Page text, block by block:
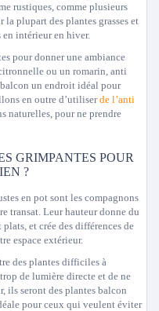
rustiques, comme plusieurs
la plupart des plantes grasses et
en intérieur en hiver.
pour donner une ambiance
ou un romarin, anti
un endroit idéal pour
en outre d’utiliserde l’anti
naturelles, pour ne prendre
GRIMPANTES POUR
?
en pot sont les compagnons
transat. Leur hauteur donne du
et crée des différences de
espace extérieur.
des plantes difficiles à
de lumière directe et de ne
ils seront des plantes balcon
pour ceux qui veulent éviter